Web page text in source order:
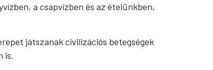
a csapvízben és az ételünkben,
játszanak civilizációs betegségek
is.